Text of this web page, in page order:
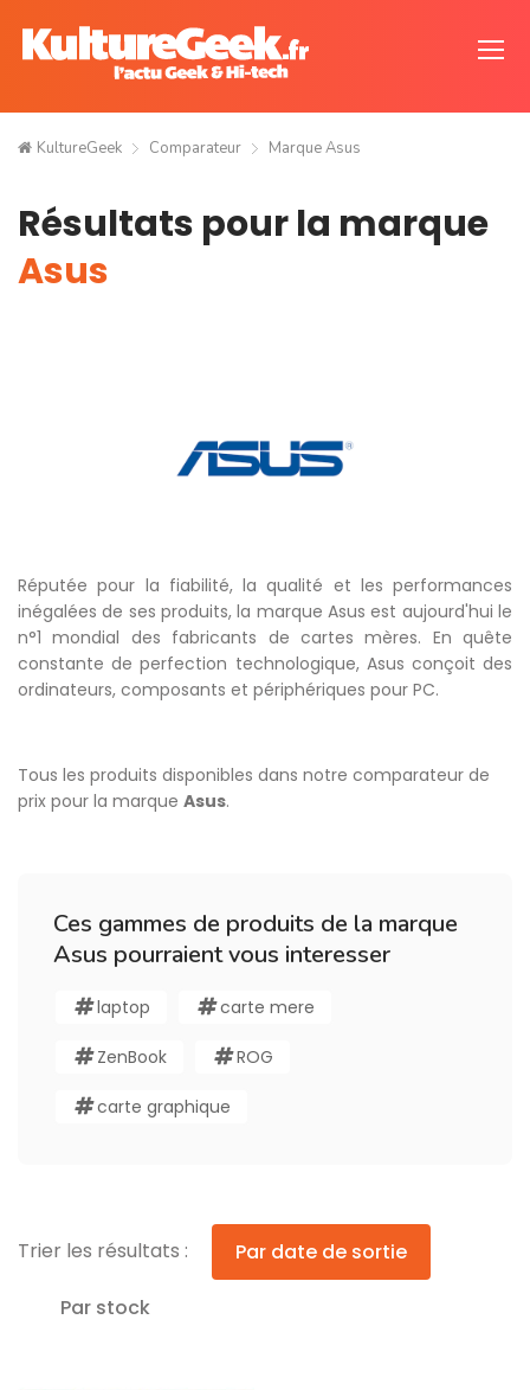
KultureGeek Comparateur Marque Asus
Résultats pour la marque
Asus
Réputée pour la fiabilité, la qualité et les performances
inégalées de ses produits, la marque Asus est aujourd'hui le
n°1 mondial des fabricants de cartes mères. En quête
constante de perfection technologique, Asus conçoit des
ordinateurs, composants et périphériques pour PC.
Tous les produits disponibles dans notre comparateur de
prix pour la marque Asus.
Ces gammes de produits de la marque
Asus pourraient vous interesser
laptop carte mere
ZenBook ROG
carte graphique
Trier les résultats : Par date de sortie
Par stock